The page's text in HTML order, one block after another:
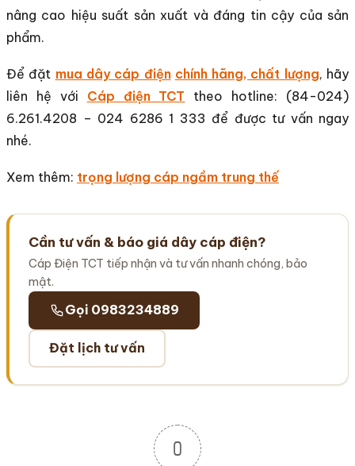
nâng cao hiệu suất sản xuất và đáng tin cậy của sản
phẩm.
Để đặt mua dây cáp điện chính hãng, chất lượng, hãy
liên hệ với Cáp điện TCT
theo hotline: (84-024)
6.261.4208 – 024 6286 1 333 để được tư vấn ngay
nhé.
Xem thêm: trọng lượng cáp ngầm trung thế
Cần tư vấn & báo giá dây cáp điện?
Cáp Điện TCT tiếp nhận và tư vấn nhanh chóng, bảo
mật.
Gọi 0983234889
Đặt lịch tư vấn
0